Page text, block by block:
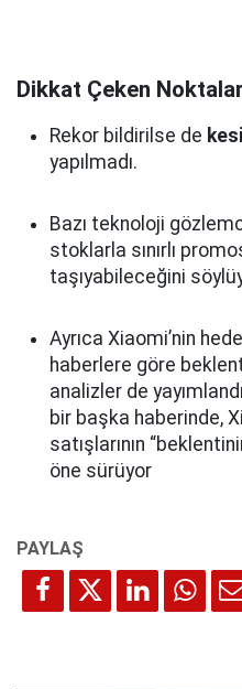
Dikkat Çeken
Rekor bildirilse de
yapılmadı.
Bazı teknoloji
stoklarla sınırlı
taşıyabileceğini
Ayrıca Xiaomi’nin
haberlere göre
analizler de
bir başka haberinde,
satışlarının
öne sürüyor